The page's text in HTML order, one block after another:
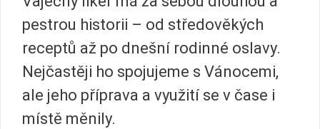
pestrou historii – od středověkých
receptů až po dnešní rodinné oslavy.
Nejčastěji ho spojujeme s Vánocemi,
ale jeho příprava a využití se v čase i
místě měnily.